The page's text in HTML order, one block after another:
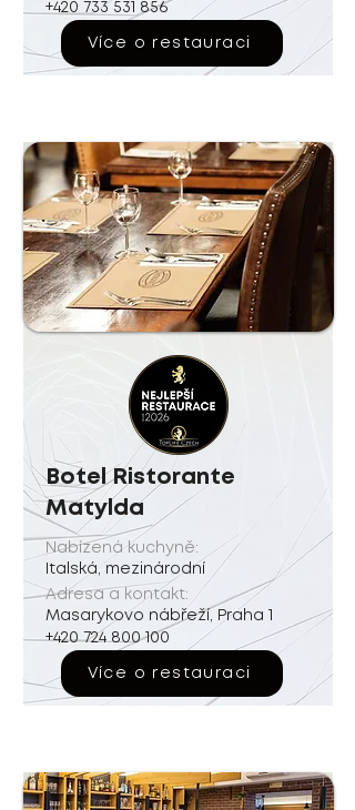
+420 733 531 856
Více o restauraci
Botel Ristorante
Matylda
Nabízená kuchyně:
Italská, mezinárodní
Adresa a kontakt:
Masarykovo nábřeží, Praha 1
+420 724 800 100
Více o restauraci